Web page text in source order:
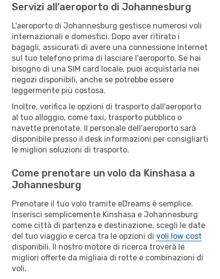
Servizi all'aeroporto di Johannesburg
L'aeroporto di Johannesburg gestisce numerosi voli
internazionali e domestici. Dopo aver ritirato i
bagagli, assicurati di avere una connessione Internet
sul tuo telefono prima di lasciare l'aeroporto. Se hai
bisogno di una SIM card locale, puoi acquistarla nei
negozi disponibili, anche se potrebbe essere
leggermente più costosa.
Inoltre, verifica le opzioni di trasporto dall'aeroporto
al tuo alloggio, come taxi, trasporto pubblico o
navette prenotate. Il personale dell'aeroporto sarà
disponibile presso il desk informazioni per consigliarti
le migliori soluzioni di trasporto.
Come prenotare un volo da Kinshasa a
Johannesburg
Prenotare il tuo volo tramite eDreams è semplice.
Inserisci semplicemente Kinshasa e Johannesburg
come città di partenza e destinazione, scegli le date
del tuo viaggio e cerca tra le opzioni di voli low cost
disponibili. Il nostro motore di ricerca troverà le
migliori offerte da migliaia di rotte e combinazioni di
voli.